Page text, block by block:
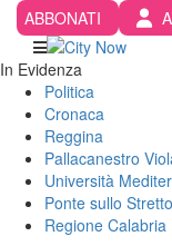
ABBONATI
In Evidenza
Politica
Cronaca
Reggina
Pallacanestro
Università
Ponte sullo Stretto
Regione Calabria